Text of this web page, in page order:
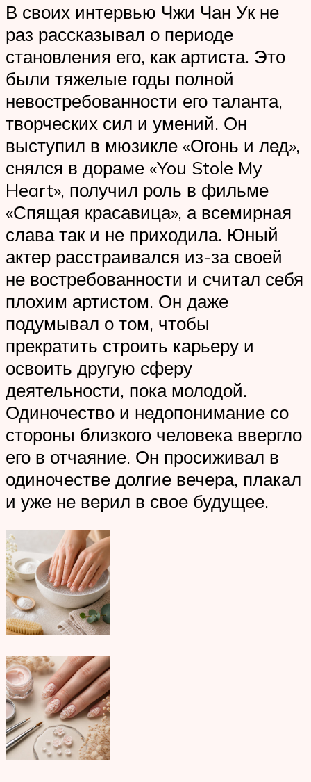
В своих интервью Чжи Чан Ук не
раз рассказывал о периоде
становления его, как артиста. Это
были тяжелые годы полной
невостребованности его таланта,
творческих сил и умений. Он
выступил в мюзикле «Огонь и лед»,
снялся в дораме «You Stole My
Heart», получил роль в фильме
«Спящая красавица», а всемирная
слава так и не приходила. Юный
актер расстраивался из-за своей
не востребованности и считал себя
плохим артистом. Он даже
подумывал о том, чтобы
прекратить строить карьеру и
освоить другую сферу
деятельности, пока молодой.
Одиночество и недопонимание со
стороны близкого человека ввергло
его в отчаяние. Он просиживал в
одиночестве долгие вечера, плакал
и уже не верил в свое будущее.